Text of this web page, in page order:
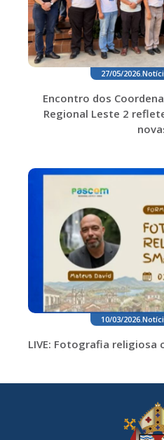
27/05/2026.
Encontro dos
Regional Leste 2
10/03/2026.
LIVE: Fotografia religiosa